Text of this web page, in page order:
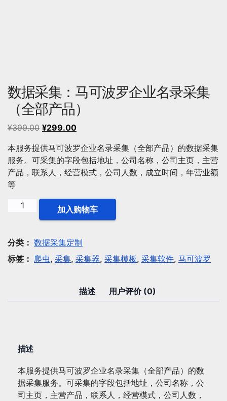
数据采集：马可波罗企业名录采集
（全部产品）
¥399.00 原
为：
¥399.00。
¥299.00当
价
格
为：
本服务提供马可波罗企业名录采集（全部产品）的数据采集
服务。可采集的字段包括地址，公司名称，公司主页，主营
产品，联系人，经营模式，公司人数，成立时间，年营业额
等
集：
马
可
企
（全
加入购物车
分类： 数据采集定制
标签： 爬虫, 采集, 采集器, 采集模板, 采集软件, 马可波罗
描述 用户评价 (0)
描述
本服务提供马可波罗企业名录采集（全部产品）的数
据采集服务。可采集的字段包括地址，公司名称，公
司主页，主营产品，联系人，经营模式，公司人数，